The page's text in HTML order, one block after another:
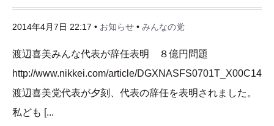
2014年4月7日 22:17 • お知らせ • みんなの党
渡辺喜美みんな代表が辞任表明 ８億円問題
http://www.nikkei.com/article/
渡辺喜美党代表が夕刻、代表の辞任を表明されました。
私ども [...